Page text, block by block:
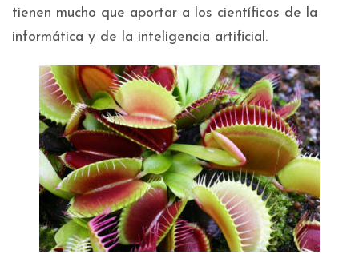
tienen mucho que aportar a los científicos de la
informática y de la inteligencia artificial.